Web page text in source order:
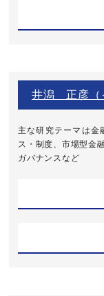
井潟 正彦（
主な研究テーマは金
ス・制度、市場型金
ガバナンスなど